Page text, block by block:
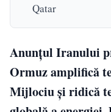
Qatar
Anunţul Iranului
Ormuz amplifică
Mijlociu şi ridică